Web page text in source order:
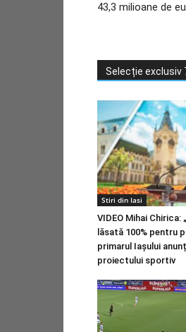
43,3 milioane de
Selecție exclusiv
Stiri din Iasi
VIDEO Mihai Chirica:
lăsată 100% pentru
primarul Iașului
proiectului sportiv